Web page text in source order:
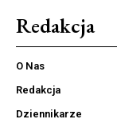
Redakcja
O Nas
Redakcja
Dziennikarze